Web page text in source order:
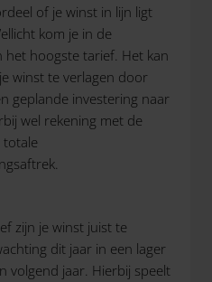
of je winst in lijn ligt
kom je in de
het hoogste tarief. Het kan
winst te verlagen door
geplande investering naar
wel rekening met de
zijn je winst juist te
dit jaar in een lager
volgend jaar. Hierbij speelt